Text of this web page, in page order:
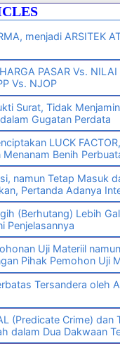
menjadi ARSITEK
PASAR Vs. NILAI
Vs. NJOP
Surat, Tidak
Gugatan Perdata
LUCK
Benih
namun Tetap Masuk
Pertanda Adanya
(Berhutang) Lebih
Penjelasannya
Uji Materiil
Pihak Pemohon Uji
Tersandera oleh
(Predicate Crime) dan
dalam Dua Dakwaan